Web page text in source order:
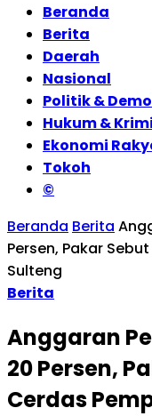
Beranda
Berita
Daerah
Nasional
Politik &
Hukum &
Ekonomi
Tokoh
©
Beranda Berita
Persen, Pakar
Sulteng
Berita
Anggaran
20 Persen,
Cerdas